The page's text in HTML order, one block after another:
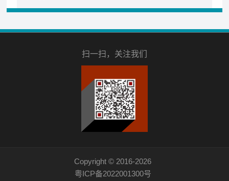
扫一扫，关注我们
Copyright © 2016-2026
粤ICP备2022001300号